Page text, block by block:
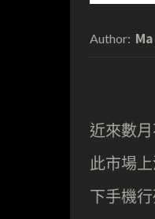
Author:
近來數
此市場
下手機